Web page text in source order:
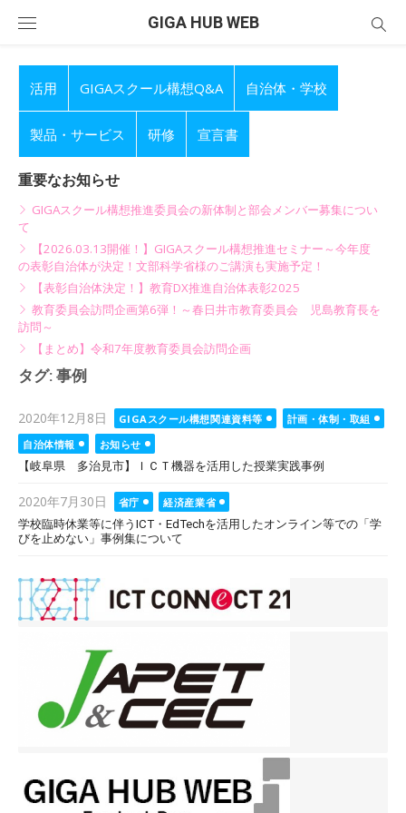
GIGA HUB WEB
活用 GIGAスクール構想Q&A 自治体・学校
製品・サービス 研修 宣言書
重要なお知らせ
GIGAスクール構想推進委員会の新体制と部会メンバー募集につい
て
【2026.03.13開催！】GIGAスクール構想推進セミナー～今年度
の表彰自治体が決定！文部科学省様のご講演も実施予定！
【表彰自治体決定！】教育DX推進自治体表彰2025
教育委員会訪問企画第6弾！～春日井市教育委員会 児島教育長を
訪問～
【まとめ】令和7年度教育委員会訪問企画
タグ: 事例
Posted
on
2020年12月8日 GIGAスクール構想関連資料等
計画・体制・取組
自治体情報
お知らせ
【岐阜県 多治見市】ＩＣＴ機器を活用した授業実践事例
Posted
on
2020年7月30日 省庁
経済産業省
学校臨時休業等に伴うICT・EdTechを活用したオンライン等での「学
びを止めない」事例集について